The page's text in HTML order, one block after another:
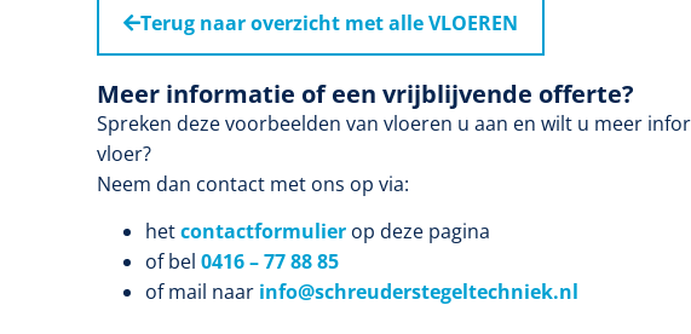
Terug naar overzicht met alle VLOEREN
Meer informatie of een vrijblijvende offerte?
Spreken deze voorbeelden van vloeren u aan en wilt u meer
vloer?
Neem dan contact met ons op via:
hetcontactformulier op deze pagina
of bel 0416 – 77 88 85
of mail naar info@schreuderstegeltechniek.nl